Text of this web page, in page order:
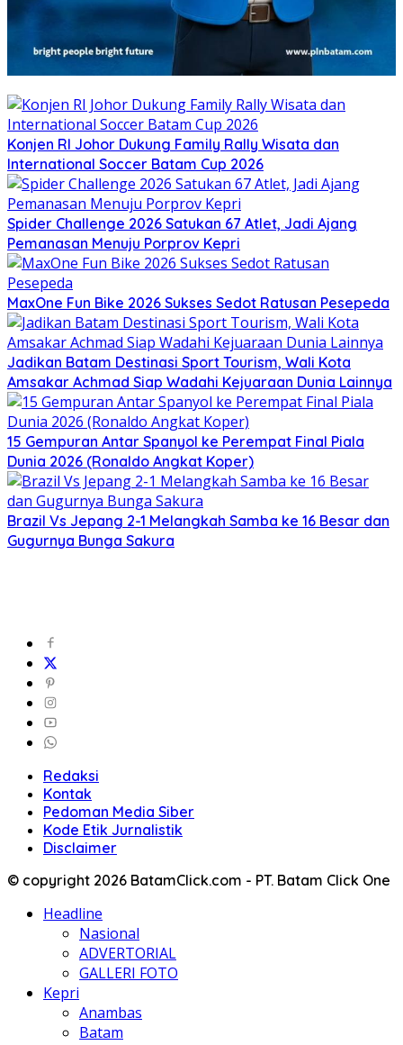
Konjen RI Johor Dukung Family Rally Wisata dan
International Soccer Batam Cup 2026
Spider Challenge 2026 Satukan 67 Atlet, Jadi Ajang
Pemanasan Menuju Porprov Kepri
MaxOne Fun Bike 2026 Sukses Sedot Ratusan Pesepeda
Jadikan Batam Destinasi Sport Tourism, Wali Kota
Amsakar Achmad Siap Wadahi Kejuaraan Dunia Lainnya
15 Gempuran Antar Spanyol ke Perempat Final Piala
Dunia 2026 (Ronaldo Angkat Koper)
Brazil Vs Jepang 2-1 Melangkah Samba ke 16 Besar dan
Gugurnya Bunga Sakura
Redaksi
Kontak
Pedoman Media Siber
Kode Etik Jurnalistik
Disclaimer
© copyright 2026 BatamClick.com - PT. Batam Click One
Headline
Nasional
ADVERTORIAL
GALLERI FOTO
Kepri
Anambas
Batam